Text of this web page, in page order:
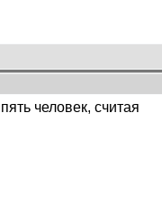
человек, считая